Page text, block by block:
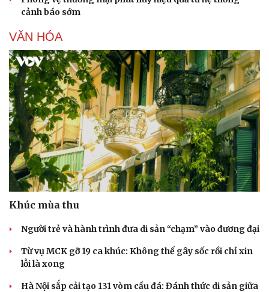
cảnh báo sớm
VĂN HÓA
Khúc mùa thu
Người trẻ và hành trình đưa di sản “chạm” vào đương đại
Từ vụ MCK gỡ 19 ca khúc: Không thể gây sốc rồi chỉ xin
lỗi là xong
Hà Nội sắp cải tạo 131 vòm cầu đá: Đánh thức di sản giữa